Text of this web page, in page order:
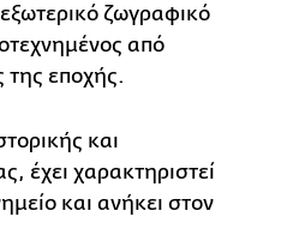
ζωγραφικό
από
της εποχής.
και
έχει χαρακτηριστεί
και ανήκει στον